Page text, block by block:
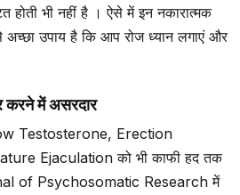
होती भी नहीं है । ऐसे में इन नकारात्मक
अच्छा उपाय है कि आप रोज ध्यान लगाएं और
करने में असरदार
Testosterone, Erection
Ejaculation को भी काफी हद तक
of Psychosomatic Research में